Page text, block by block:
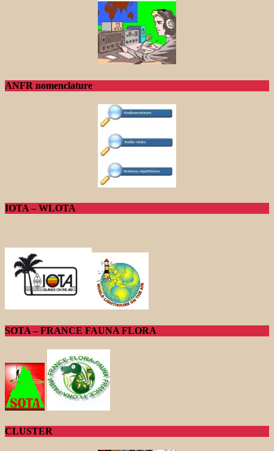
ANFR nomenclature
IOTA – WLOTA
SOTA – FRANCE FAUNA FLORA
CLUSTER